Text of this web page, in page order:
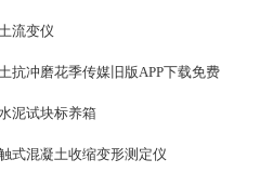
流变仪
抗冲磨花季传媒旧版APP下载免费
泥试块标养箱
式混凝土收缩变形测定仪